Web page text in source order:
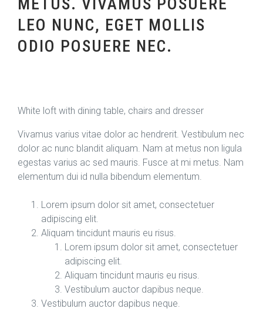
LEO NUNC, EGET MOLLIS
ODIO POSUERE NEC.
White loft with dining table, chairs and dresser
Vivamus varius vitae dolor ac hendrerit. Vestibulum nec
dolor ac nunc blandit aliquam. Nam at metus non ligula
egestas varius ac sed mauris. Fusce at mi metus. Nam
elementum dui id nulla bibendum elementum.
Lorem ipsum dolor sit amet, consectetuer
adipiscing elit.
Aliquam tincidunt mauris eu risus.
Lorem ipsum dolor sit amet, consectetuer
adipiscing elit.
Aliquam tincidunt mauris eu risus.
Vestibulum auctor dapibus neque.
Vestibulum auctor dapibus neque.